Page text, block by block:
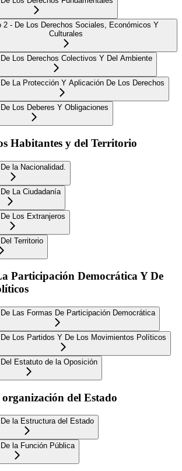
2 - De Los Derechos Sociales, Económicos Y
Culturales
Los Derechos Colectivos Y Del Ambiente
La Protección Y Aplicación De Los Derechos
Los Deberes Y Obligaciones
Habitantes y del Territorio
la Nacionalidad.
La Ciudadanía
Los Extranjeros
Territorio
Participación Democrática Y De
Las Formas De Participación Democrática
Los Partidos Y De Los Movimientos Políticos
Estatuto de la Oposición
del Estado
la Estructura del Estado
la Función Pública